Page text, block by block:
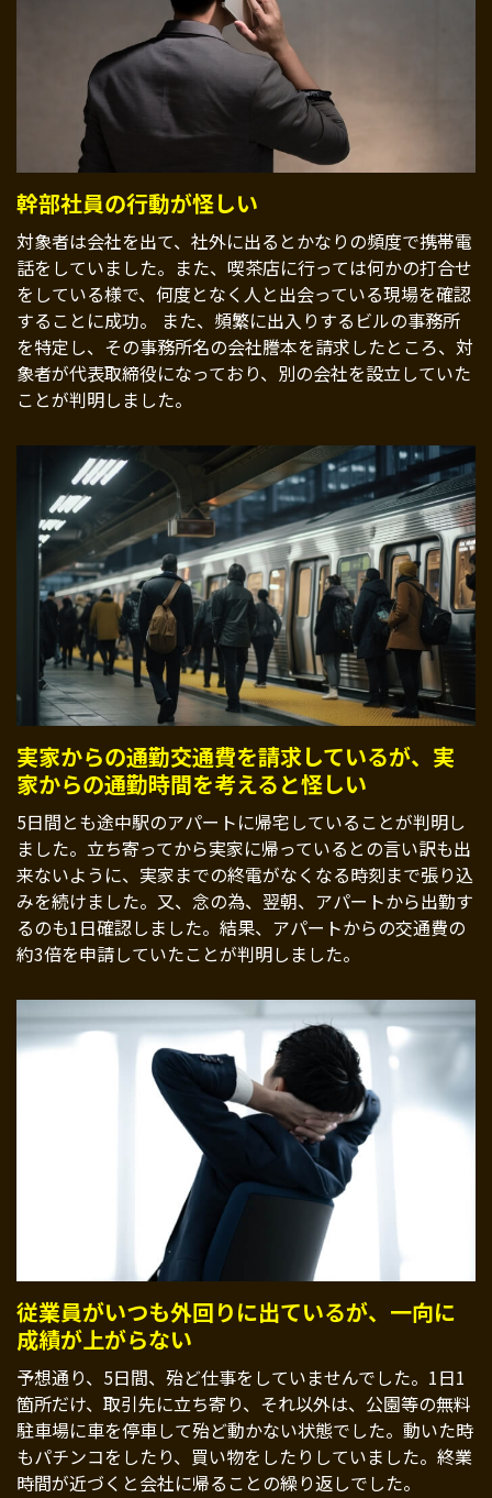
幹部社員の行動が怪しい
対象者は会社を出て、社外に出るとかなりの頻度で携帯電
話をしていました。また、喫茶店に行っては何かの打合せ
をしている様で、何度となく人と出会っている現場を確認
することに成功。 また、頻繁に出入りするビルの事務所
を特定し、その事務所名の会社謄本を請求したところ、対
象者が代表取締役になっており、別の会社を設立していた
ことが判明しました。
実家からの通勤交通費を請求しているが、実
家からの通勤時間を考えると怪しい
5日間とも途中駅のアパートに帰宅していることが判明し
ました。立ち寄ってから実家に帰っているとの言い訳も出
来ないように、実家までの終電がなくなる時刻まで張り込
みを続けました。又、念の為、翌朝、アパートから出勤す
るのも1日確認しました。結果、アパートからの交通費の
約3倍を申請していたことが判明しました。
従業員がいつも外回りに出ているが、一向に
成績が上がらない
予想通り、5日間、殆ど仕事をしていませんでした。1日1
箇所だけ、取引先に立ち寄り、それ以外は、公園等の無料
駐車場に車を停車して殆ど動かない状態でした。動いた時
もパチンコをしたり、買い物をしたりしていました。終業
時間が近づくと会社に帰ることの繰り返しでした。